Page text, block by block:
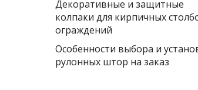
Декоративные и защитные
колпаки для кирпичных
ограждений
Особенности выбора и
рулонных штор на заказ